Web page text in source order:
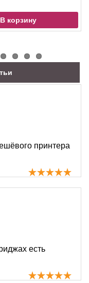
В корзину
принтера
есть